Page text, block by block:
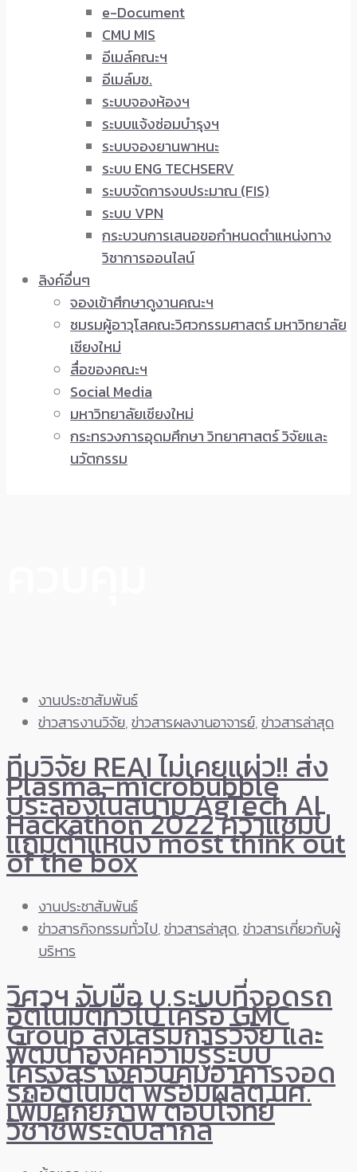
e-Document
CMU MIS
อีเมล์คณะฯ
อีเมล์มช.
ระบบจองห้องฯ
ระบบแจ้งซ่อมบำรุงฯ
ระบบจองยานพาหนะ
ระบบ ENG TECHSERV
ระบบจัดการงบประมาณ (FIS)
ระบบ VPN
กระบวนการเสนอขอกำหนดตำแหน่งทาง
วิชาการออนไลน์
ลิงค์อื่นๆ
จองเข้าศึกษาดูงานคณะฯ
ชมรมผู้อาวุโสคณะวิศวกรรมศาสตร์ มหาวิทยาลัย
เชียงใหม่
สื่อของคณะฯ
Social Media
มหาวิทยาลัยเชียงใหม่
กระทรวงการอุดมศึกษา วิทยาศาสตร์ วิจัยและ
นวัตกรรม
งานประชาสัมพันธ์
ข่าวสารงานวิจัย,ข่าวสารผลงานอาจารย์,ข่าวสารล่าสุด
ทีมวิจัย REAI ไม่เคยแผ่ว!! ส่ง
Plasma-microbubble
ประลองในสนาม AgTech AI
Hackathon 2022 คว้าแชมป์
แถมตำแหน่ง most think out
of the box
งานประชาสัมพันธ์
ข่าวสารกิจกรรมทั่วไป,ข่าวสารล่าสุด,ข่าวสารเกี่ยวกับผู้
บริหาร
วิศวฯ จับมือ บ.ระบบที่จอดรถ
อัตโนมัติทั่วไป เครือ GMC
Group ส่งเสริมการวิจัย และ
พัฒนาองค์ความรู้ระบบ
โครงสร้างควบคุมอาคารจอด
รถอัตโนมัติ พร้อมผลิต นศ.
เพิ่มศักยภาพ ตอบโจทย์
วิชาชีพระดับสากล